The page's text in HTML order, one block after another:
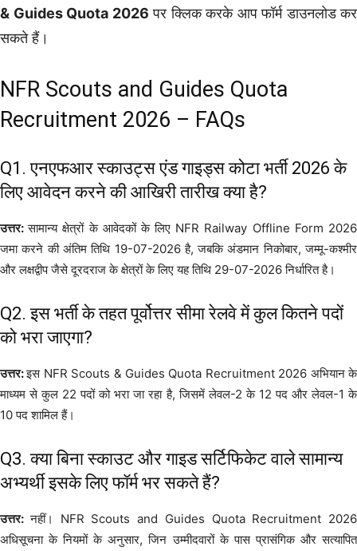
& Guides Quota 2026 पर क्लिक करके आप फॉर्म डाउनलोड कर
सकते हैं।
NFR Scouts and Guides Quota
Recruitment 2026 – FAQs
Q1. एनएफआर स्काउट्स एंड गाइड्स कोटा भर्ती 2026 के
लिए आवेदन करने की आखिरी तारीख क्या है?
उत्तर:सामान्य क्षेत्रों के आवेदकों के लिए NFR Railway Offline Form 2026
जमा करने की अंतिम तिथि 19-07-2026 है, जबकि अंडमान निकोबार, जम्मू-कश्मीर
और लक्षद्वीप जैसे दूरदराज के क्षेत्रों के लिए यह तिथि 29-07-2026 निर्धारित है।
Q2. इस भर्ती के तहत पूर्वोत्तर सीमा रेलवे में कुल कितने पदों
को भरा जाएगा?
उत्तर:इस NFR Scouts & Guides Quota Recruitment 2026 अभियान के
माध्यम से कुल 22 पदों को भरा जा रहा है, जिसमें लेवल-2 के 12 पद और लेवल-1 के
10 पद शामिल हैं।
Q3. क्या बिना स्काउट और गाइड सर्टिफिकेट वाले सामान्य
अभ्यर्थी इसके लिए फॉर्म भर सकते हैं?
उत्तर:नहीं। NFR Scouts and Guides Quota Recruitment 2026
अधिसूचना के नियमों के अनुसार, जिन उम्मीदवारों के पास प्रासंगिक और सत्यापित